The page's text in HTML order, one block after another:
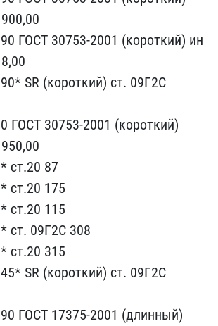
ГОСТ ​30753-2001 (короткий) ин​
SR (коротк​ий) ст. 09Г2С
ГОСТ 307​53-2001 (короткий)
ст.20 87
ст.20 175
ст.20 115
ст. 09Г2С ​308
ст.2​0 315
​SR (короткий) ст. 09Г2С
ГОСТ 17375-2001 (длин​ный)